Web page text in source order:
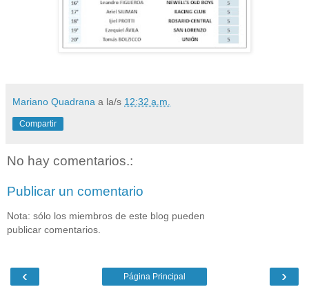
Mariano Quadrana a la/s 12:32 a.m.
Compartir
No hay comentarios.:
Publicar un comentario
Nota: sólo los miembros de este blog pueden
publicar comentarios.
‹ ›
Página Principal